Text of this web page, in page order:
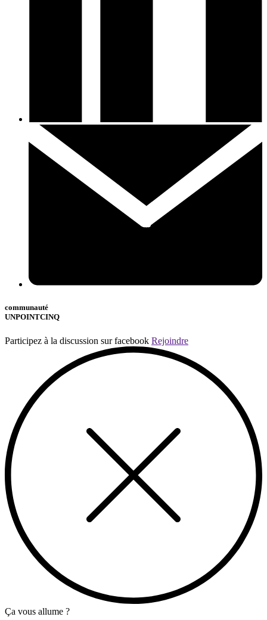
communauté
UNPOINTCINQ
Participez à la discussion sur facebook Rejoindre
Ça vous allume ?